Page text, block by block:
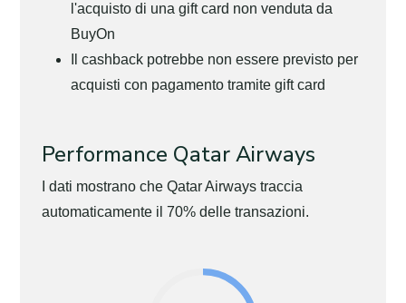
l'acquisto di una gift card non venduta da
BuyOn
Il cashback potrebbe non essere previsto per
acquisti con pagamento tramite gift card
Performance Qatar Airways
I dati mostrano che Qatar Airways traccia
automaticamente il 70% delle transazioni.